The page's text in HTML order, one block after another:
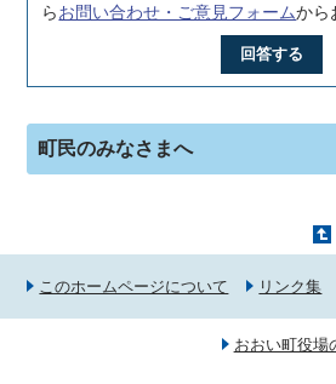
らお問い合わせ・ご意見フォームから
回答する
町民のみなさまへ
このホームページについて リンク集
おおい町役場